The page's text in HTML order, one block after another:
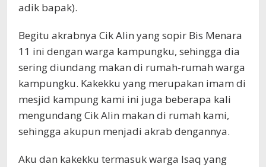
adik bapak).
Begitu akrabnya Cik Alin yang sopir Bis Menara
11 ini dengan warga kampungku, sehingga dia
sering diundang makan di rumah-rumah warga
kampungku. Kakekku yang merupakan imam di
mesjid kampung kami ini juga beberapa kali
mengundang Cik Alin makan di rumah kami,
sehingga akupun menjadi akrab dengannya.
Aku dan kakekku termasuk warga Isaq yang